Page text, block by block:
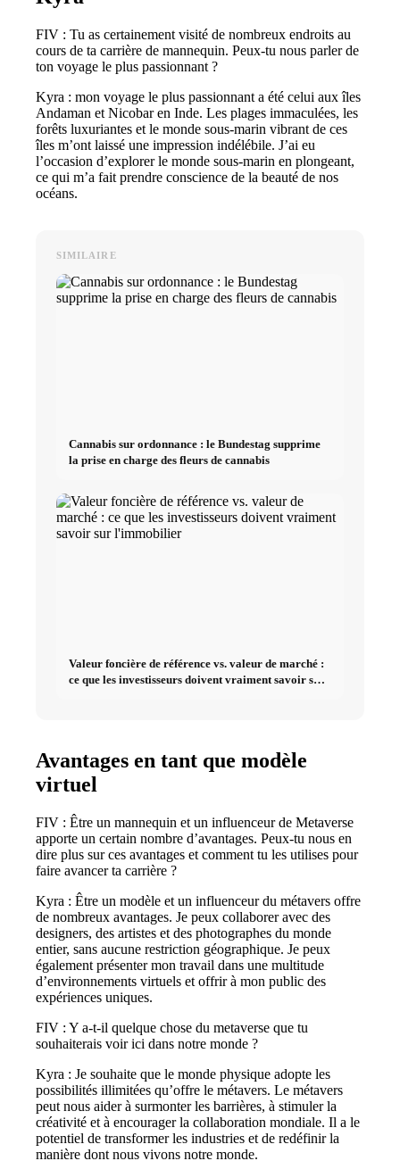
FIV : Tu as certainement visité de nombreux endroits au
cours de ta carrière de mannequin. Peux-tu nous parler de
ton voyage le plus passionnant ?
Kyra : mon voyage le plus passionnant a été celui aux îles
Andaman et Nicobar en Inde. Les plages immaculées, les
forêts luxuriantes et le monde sous-marin vibrant de ces
îles m’ont laissé une impression indélébile. J’ai eu
l’occasion d’explorer le monde sous-marin en plongeant,
ce qui m’a fait prendre conscience de la beauté de nos
océans.
SIMILAIRE
Cannabis sur ordonnance : le Bundestag supprime
la prise en charge des fleurs de cannabis
Valeur foncière de référence vs. valeur de marché :
ce que les investisseurs doivent vraiment savoir sur
Avantages en tant que modèle
virtuel
FIV : Être un mannequin et un influenceur de Metaverse
apporte un certain nombre d’avantages. Peux-tu nous en
dire plus sur ces avantages et comment tu les utilises pour
faire avancer ta carrière ?
Kyra : Être un modèle et un influenceur du métavers offre
de nombreux avantages. Je peux collaborer avec des
designers, des artistes et des photographes du monde
entier, sans aucune restriction géographique. Je peux
également présenter mon travail dans une multitude
d’environnements virtuels et offrir à mon public des
expériences uniques.
FIV : Y a-t-il quelque chose du metaverse que tu
souhaiterais voir ici dans notre monde ?
Kyra : Je souhaite que le monde physique adopte les
possibilités illimitées qu’offre le métavers. Le métavers
peut nous aider à surmonter les barrières, à stimuler la
créativité et à encourager la collaboration mondiale. Il a le
potentiel de transformer les industries et de redéfinir la
manière dont nous vivons notre monde.